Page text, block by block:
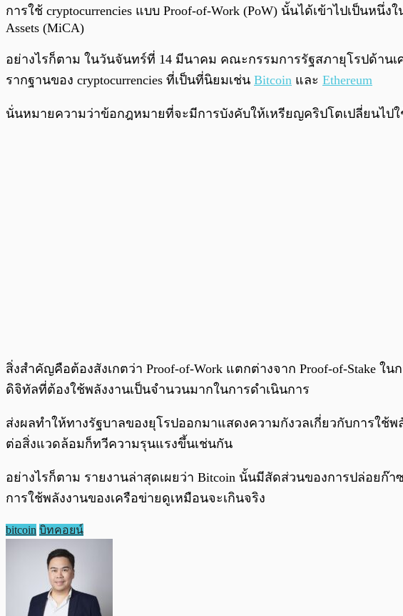
การใช้ cryptocurrencies แบบ Proof-of-Work (PoW) นั้นได้เข้าไปเป็นห
Assets (MiCA)
อย่างไรก็ตาม ในวันจันทร์ที่ 14 มีนาคม คณะกรรมการรัฐสภายุโรปด้านเ
รากฐานของ cryptocurrencies ที่เป็นที่นิยมเช่น Bitcoin และ Ethereum
นั่นหมายความว่าข้อกฎหมายที่จะมีการบังคับให้เหรียญคริปโตเปลี่ยนไ
สิ่งสำคัญคือต้องสังเกตว่า Proof-of-Work แตกต่างจาก Proof-of-Stake ใ
ดิจิทัลที่ต้องใช้พลังงานเป็นจำนวนมากในการดำเนินการ
ส่งผลทำให้ทางรัฐบาลของยุโรปออกมาแสดงความกังวลเกี่ยวกับการใช้
ต่อสิ่งแวดล้อมก็ทวีความรุนแรงขึ้นเช่นกัน
อย่างไรก็ตาม รายงานล่าสุดเผยว่า Bitcoin นั้นมีสัดส่วนของการปล่อยก๊
การใช้พลังงานของเครือข่ายดูเหมือนจะเกินจริง
bitcoin บิทคอยน์